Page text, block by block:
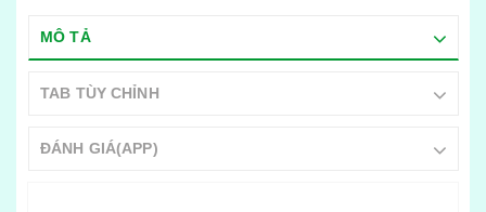
MÔ TẢ
TAB TÙY CHỈNH
ĐÁNH GIÁ(APP)